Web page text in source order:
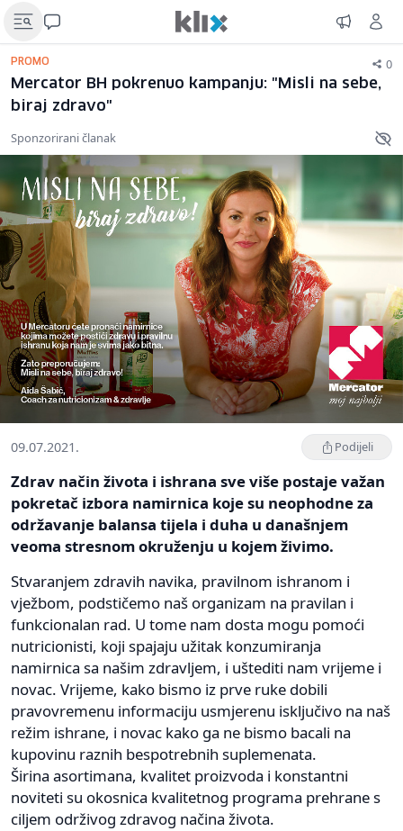
PROMO 0
Mercator BH pokrenuo kampanju: "Misli na sebe,
biraj zdravo"
Sponzorirani članak
09.07.2021. Podijeli
Zdrav način života i ishrana sve više postaje važan
pokretač izbora namirnica koje su neophodne za
održavanje balansa tijela i duha u današnjem
veoma stresnom okruženju u kojem živimo.
Stvaranjem zdravih navika, pravilnom ishranom i
vježbom, podstičemo naš organizam na pravilan i
funkcionalan rad. U tome nam dosta mogu pomoći
nutricionisti, koji spajaju užitak konzumiranja
namirnica sa našim zdravljem, i uštediti nam vrijeme i
novac. Vrijeme, kako bismo iz prve ruke dobili
pravovremenu informaciju usmjerenu isključivo na naš
režim ishrane, i novac kako ga ne bismo bacali na
kupovinu raznih bespotrebnih suplemenata.
Širina asortimana, kvalitet proizvoda i konstantni
noviteti su okosnica kvalitetnog programa prehrane s
ciljem održivog zdravog načina života.